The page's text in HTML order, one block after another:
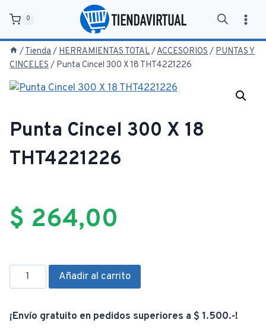
contenido
0
/Tienda / HERRAMIENTAS TOTAL/ACCESORIOS / PUNTAS Y
CINCELES / Punta Cincel 300 X 18 THT4221226
Punta Cincel 300 X 18
THT4221226
$ 264,00
Punta
Cincel
X
Añadir al carrito
¡Envío gratuito en pedidos superiores a $ 1.500.-!